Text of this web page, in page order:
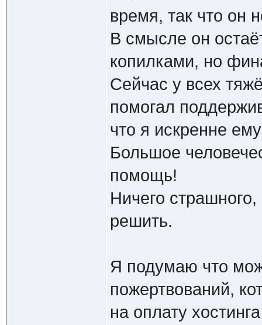
время, так что он
В смысле он
копилками, но
Сейчас у всех
помогал
что я искренне
Большое
помощь!
Ничего
решить.
Я подумаю что
пожертвований,
на оплату